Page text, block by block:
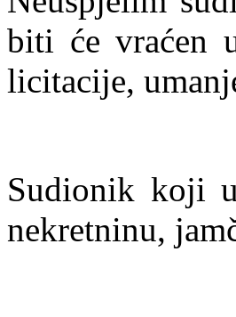
biti će vraćen
licitacije,
Sudionik koji
nekretninu,